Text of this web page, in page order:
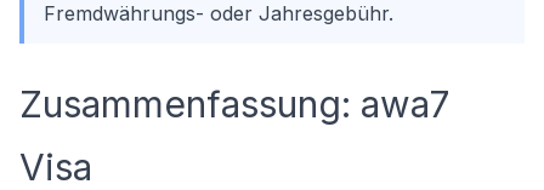
Fremdwährungs- oder Jahresgebühr.
Zusammenfassung: awa7
Visa